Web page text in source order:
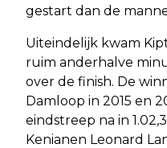
gestart dan de
Uiteindelijk kwam
ruim anderhalve
over de finish. De
Damloop in 2015 en
eindstreep na in
Kenianen Leonard